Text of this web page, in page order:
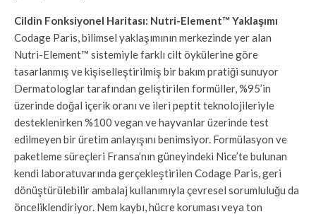
Cildin Fonksiyonel Haritası: Nutri-Element™ Yaklaşımı
Codage Paris, bilimsel yaklaşımının merkezinde yer alan
Nutri-Element™ sistemiyle farklı cilt öykülerine göre
tasarlanmış ve kişiselleştirilmiş bir bakım pratiği sunuyor
Dermatologlar tarafından geliştirilen formüller, %95’in
üzerinde doğal içerik oranı ve ileri peptit teknolojileriyle
desteklenirken %100 vegan ve hayvanlar üzerinde test
edilmeyen bir üretim anlayışını benimsiyor. Formülasyon ve
paketleme süreçleri Fransa’nın güneyindeki Nice’te bulunan
kendi laboratuvarında gerçekleştirilen Codage Paris, geri
dönüştürülebilir ambalaj kullanımıyla çevresel sorumluluğu da
önceliklendiriyor. Nem kaybı, hücre koruması veya ton